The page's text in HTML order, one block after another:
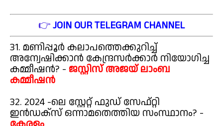
👉JOIN OUR TELEGRAM CHANNEL
31. മണിപ്പൂർ കലാപത്തെക്കുറിച്ച്
അന്വേഷിക്കാൻ കേന്ദ്രസർക്കാർ നിയോഗിച്ച
കമ്മീഷൻ? - ജസ്റ്റിസ് അജയ് ലാംബ
കമ്മീഷൻ
32. 2024 -ലെ സ്റ്റേറ്റ് ഫുഡ് സേഫ്റ്റി
ഇൻഡക്സ് ഒന്നാമതെത്തിയ സംസ്ഥാനം? -